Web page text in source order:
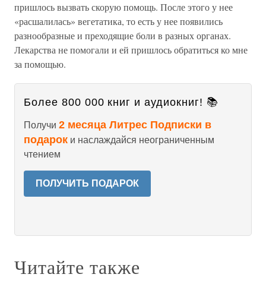
пришлось вызвать скорую помощь. После этого у нее
«расшалилась» вегетатика, то есть у нее появились
разнообразные и преходящие боли в разных органах.
Лекарства не помогали и ей пришлось обратиться ко мне
за помощью.
Более 800 000 книг и аудиокниг! 📚
Получи 2 месяца Литрес Подписки в
подарок и наслаждайся неограниченным
чтением
ПОЛУЧИТЬ ПОДАРОК
Читайте также